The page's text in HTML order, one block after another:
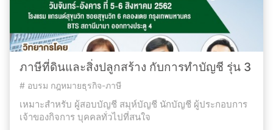
ภาษีที่ดินและสิ่งปลูกสร้าง กับการทำบัญชี รุ่น 3
# อบรม กฎหมายธุรกิจ-ภาษี
เหมาะสำหรับ ผู้สอบบัญชี สมุห์บัญชี นักบัญชี ผู้ประกอบการ
เจ้าของกิจการ บุคคลทั่วไปที่สนใจ